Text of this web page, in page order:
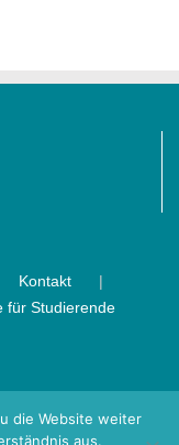
Kontakt
für Studierende
die Website weiter
aus.